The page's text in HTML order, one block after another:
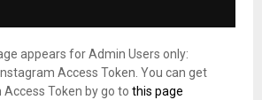
appears for Admin Users only:
Access Token. You can get
Access Token by go to this page